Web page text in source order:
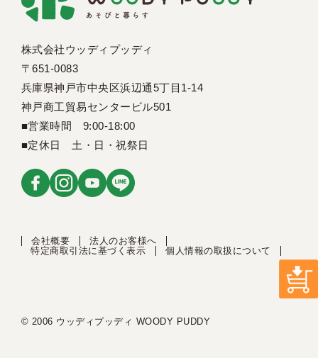
株式会社ウッディプッディ
〒651-0083
兵庫県神戸市中央区浜辺通5丁目1-14
神戸商工貿易センタービル501
■営業時間 9:00-18:00
■定休日 土・日・祝祭日
会社概要
法人のお客様へ
特定商取引法に基づく表示
個人情報の取扱について
© 2006 ウッディプッディ WOODY PUDDY